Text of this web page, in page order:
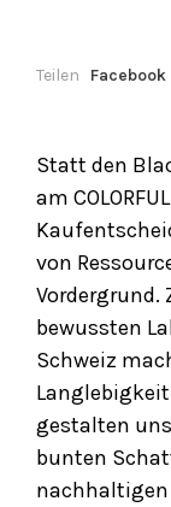
Teilen Facebook
Statt den
am
von
bewussten
Schweiz
gestalten
bunten